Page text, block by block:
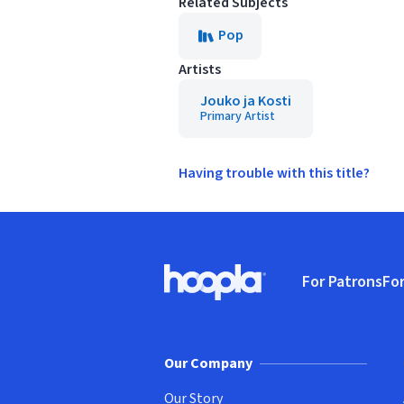
Pop
Artists
Jouko ja Kosti
Primary Artist
Having trouble with this title?
Hoopla logo, Go to homepage
For Patrons
Our Company
Our Story